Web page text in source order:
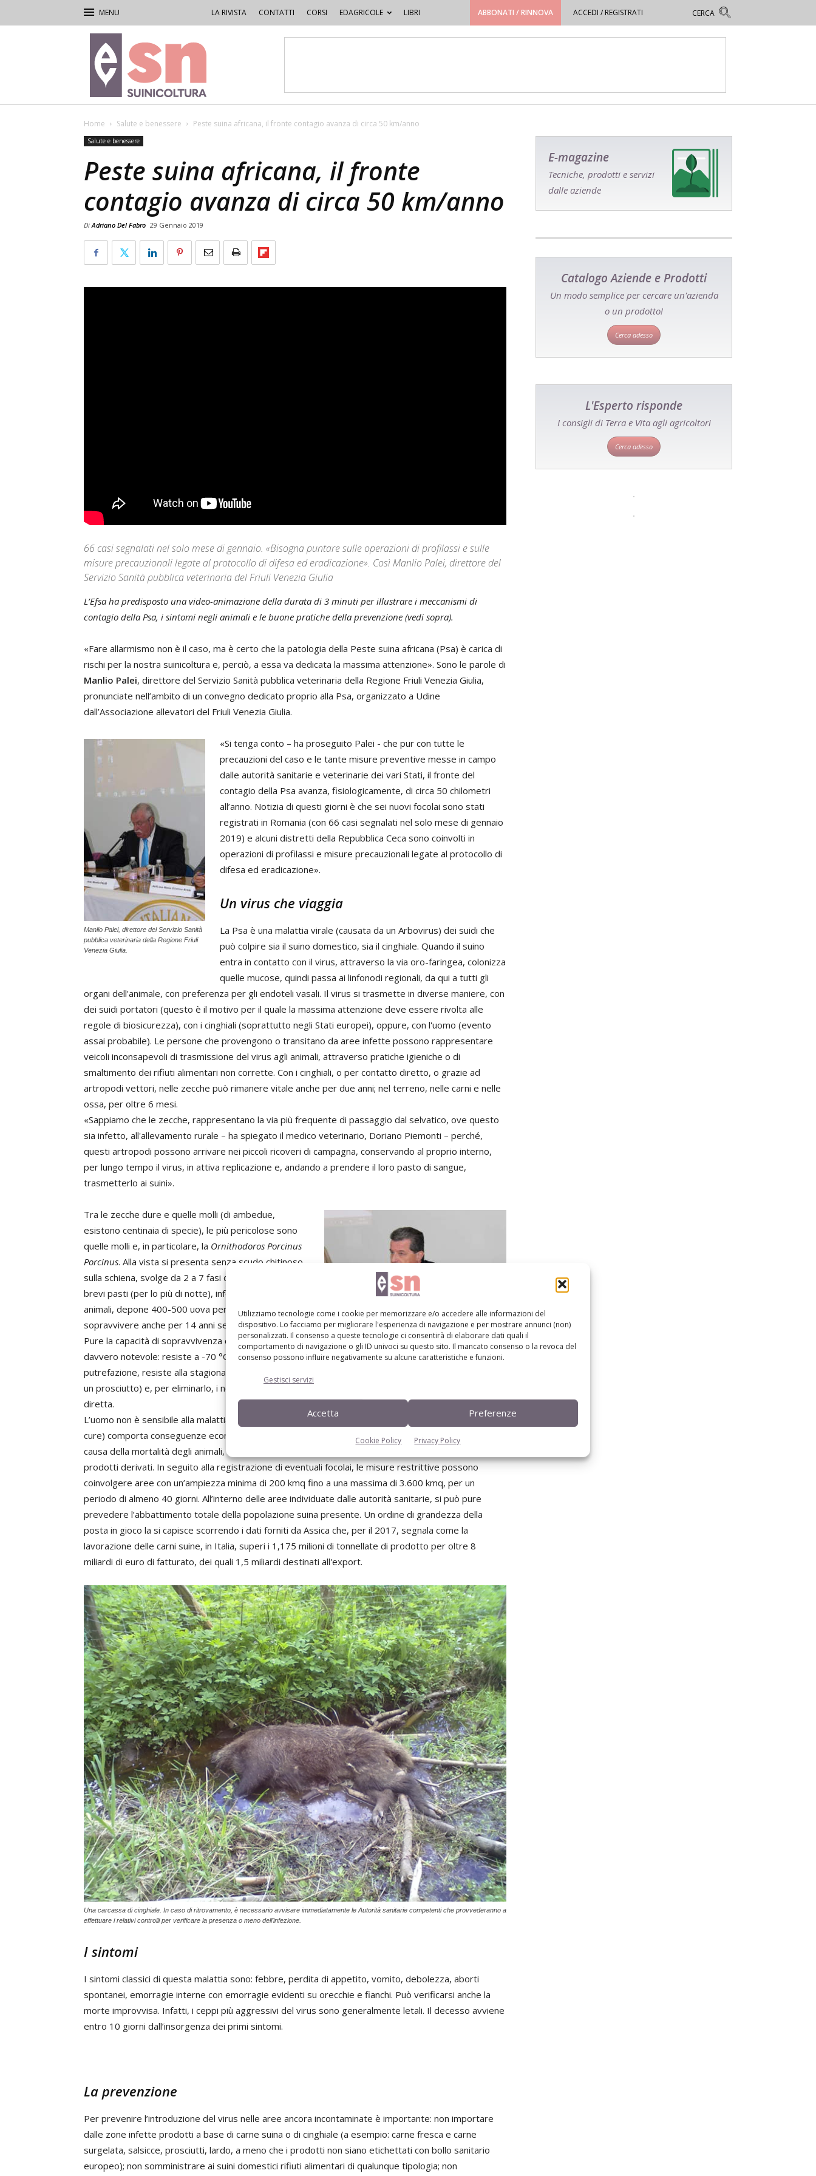
Utilizziamo tecnologie come i cookie per memorizzare e/o accedere alle informazioni del
dispositivo. Lo facciamo per migliorare l'esperienza di navigazione e per mostrare annunci (non)
personalizzati. Il consenso a queste tecnologie ci consentirà di elaborare dati quali il
comportamento di navigazione o gli ID univoci su questo sito. Il mancato consenso o la revoca del
consenso possono influire negativamente su alcune caratteristiche e funzioni.
Gestisci servizi
Accetta Preferenze
Cookie Policy Privacy Policy
LA RIVISTA CONTATTI CORSI EDAGRICOLE LIBRI ABBONATI / RINNOVA ACCEDI / REGISTRATI
Rivista
di
Suinicoltura
Home Salute e benessere Peste suina africana, il fronte contagio avanza di circa 50 km/anno
Salute e benessere
Peste suina africana, il fronte
contagio avanza di circa 50 km/anno
DiAdriano Del Fabro 29 Gennaio 2019
66 casi segnalati nel solo mese di gennaio. «Bisogna puntare sulle operazioni di profilassi e sulle
misure precauzionali legate al protocollo di difesa ed eradicazione». Così Manlio Palei, direttore del
Servizio Sanità pubblica veterinaria del Friuli Venezia Giulia
L’Efsa ha predisposto una video-animazione della durata di 3 minuti per illustrare i meccanismi di
contagio della Psa, i sintomi negli animali e le buone pratiche della prevenzione (vedi sopra).
«Fare allarmismo non è il caso, ma è certo che la patologia della Peste suina africana (Psa) è carica di
rischi per la nostra suinicoltura e, perciò, a essa va dedicata la massima attenzione». Sono le parole di
Manlio Palei, direttore del Servizio Sanità pubblica veterinaria della Regione Friuli Venezia Giulia,
pronunciate nell’ambito di un convegno dedicato proprio alla Psa, organizzato a Udine
dall’Associazione allevatori del Friuli Venezia Giulia.
Manlio Palei, direttore del Servizio Sanità
pubblica veterinaria della Regione Friuli
Venezia Giulia.
«Si tenga conto – ha proseguito Palei - che pur con tutte le
precauzioni del caso e le tante misure preventive messe in campo
dalle autorità sanitarie e veterinarie dei vari Stati, il fronte del
contagio della Psa avanza, fisiologicamente, di circa 50 chilometri
all’anno. Notizia di questi giorni è che sei nuovi focolai sono stati
registrati in Romania (con 66 casi segnalati nel solo mese di gennaio
2019) e alcuni distretti della Repubblica Ceca sono coinvolti in
operazioni di profilassi e misure precauzionali legate al protocollo di
difesa ed eradicazione».
Un virus che viaggia
La Psa è una malattia virale (causata da un Arbovirus) dei suidi che
può colpire sia il suino domestico, sia il cinghiale. Quando il suino
entra in contatto con il virus, attraverso la via oro-faringea, colonizza
quelle mucose, quindi passa ai linfonodi regionali, da qui a tutti gli
organi dell'animale, con preferenza per gli endoteli vasali. Il virus si trasmette in diverse maniere, con
dei suidi portatori (questo è il motivo per il quale la massima attenzione deve essere rivolta alle
regole di biosicurezza), con i cinghiali (soprattutto negli Stati europei), oppure, con l'uomo (evento
assai probabile). Le persone che provengono o transitano da aree infette possono rappresentare
veicoli inconsapevoli di trasmissione del virus agli animali, attraverso pratiche igieniche o di
smaltimento dei rifiuti alimentari non corrette. Con i cinghiali, o per contatto diretto, o grazie ad
artropodi vettori, nelle zecche può rimanere vitale anche per due anni; nel terreno, nelle carni e nelle
ossa, per oltre 6 mesi.
«Sappiamo che le zecche, rappresentano la via più frequente di passaggio dal selvatico, ove questo
sia infetto, all'allevamento rurale – ha spiegato il medico veterinario, Doriano Piemonti – perché,
questi artropodi possono arrivare nei piccoli ricoveri di campagna, conservando al proprio interno,
per lungo tempo il virus, in attiva replicazione e, andando a prendere il loro pasto di sangue,
trasmetterlo ai suini».
Doriano Piemonti, medico veterinario suiatra.
Tra le zecche dure e quelle molli (di ambedue,
esistono centinaia di specie), le più pericolose sono
quelle molli e, in particolare, la Ornithodoros Porcinus
Porcinus. Alla vista si presenta senza scudo chitinoso
sulla schiena, svolge da 2 a 7 fasi di sviluppo, compie
brevi pasti (per lo più di notte), infesta i ricoveri degli
animali, depone 400-500 uova per volta, e può
sopravvivere anche per 14 anni senza alimentarsi.
Pure la capacità di sopravvivenza del virus pestoso è
davvero notevole: resiste a -70 °C, resiste alla
putrefazione, resiste alla stagionatura (300 giorni in
un prosciutto) e, per eliminarlo, i normali disinfettanti necessitano di almeno 30 minuti d'azione
diretta.
L’uomo non è sensibile alla malattia, ma l’eventuale infezione (per la quale non esistono né vaccini, né
cure) comporta conseguenze economiche devastanti per il settore suinicolo, sia direttamente a
causa della mortalità degli animali, sia indirettamente a motivo delle restrizioni al commercio di suini e
prodotti derivati. In seguito alla registrazione di eventuali focolai, le misure restrittive possono
coinvolgere aree con un’ampiezza minima di 200 kmq fino a una massima di 3.600 kmq, per un
periodo di almeno 40 giorni. All’interno delle aree individuate dalle autorità sanitarie, si può pure
prevedere l’abbattimento totale della popolazione suina presente. Un ordine di grandezza della
posta in gioco la si capisce scorrendo i dati forniti da Assica che, per il 2017, segnala come la
lavorazione delle carni suine, in Italia, superi i 1,175 milioni di tonnellate di prodotto per oltre 8
miliardi di euro di fatturato, dei quali 1,5 miliardi destinati all'export.
Una carcassa di cinghiale. In caso di ritrovamento, è necessario avvisare immediatamente le Autorità sanitarie competenti che provvederanno a
effettuare i relativi controlli per verificare la presenza o meno dell’infezione.
I sintomi
I sintomi classici di questa malattia sono: febbre, perdita di appetito, vomito, debolezza, aborti
spontanei, emorragie interne con emorragie evidenti su orecchie e fianchi. Può verificarsi anche la
morte improvvisa. Infatti, i ceppi più aggressivi del virus sono generalmente letali. Il decesso avviene
entro 10 giorni dall’insorgenza dei primi sintomi.
La prevenzione
Per prevenire l’introduzione del virus nelle aree ancora incontaminate è importante: non importare
dalle zone infette prodotti a base di carne suina o di cinghiale (a esempio: carne fresca e carne
surgelata, salsicce, prosciutti, lardo, a meno che i prodotti non siano etichettati con bollo sanitario
europeo); non somministrare ai suini domestici rifiuti alimentari di qualunque tipologia; non
E-magazine
Tecniche, prodotti e servizi
dalle aziende
Catalogo Aziende e Prodotti
Un modo semplice per cercare un'azienda
o un prodotto!
Cerca adesso
L'Esperto risponde
I consigli di Terra e Vita agli agricoltori
Cerca adesso